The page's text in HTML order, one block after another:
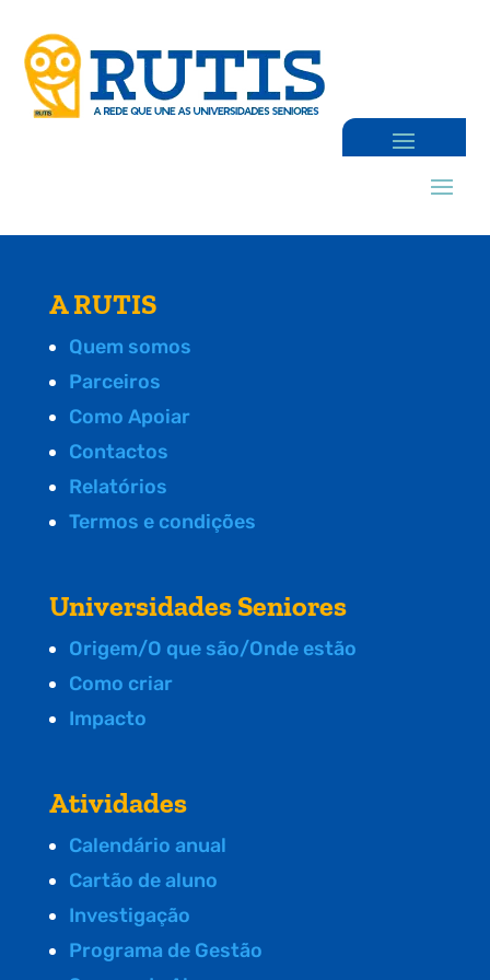
A RUTIS
Quem somos
Parceiros
Como Apoiar
Contactos
Relatórios
Termos e condições
Universidades Seniores
Origem/O que são/Onde estão
Como criar
Impacto
Atividades
Calendário anual
Cartão de aluno
Investigação
Programa de Gestão